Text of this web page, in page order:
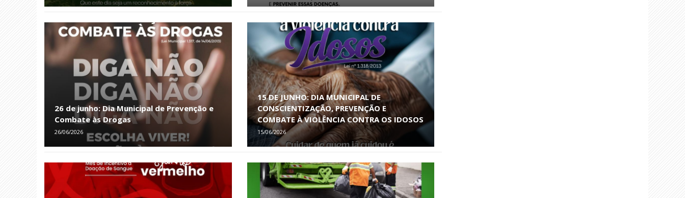
26 de junho: Dia Municipal de Prevenção e
Combate às Drogas
26/06/2026
15 DE JUNHO: DIA MUNICIPAL DE
CONSCIENTIZAÇÃO, PREVENÇÃO E
COMBATE À VIOLÊNCIA CONTRA OS IDOSOS
15/06/2026